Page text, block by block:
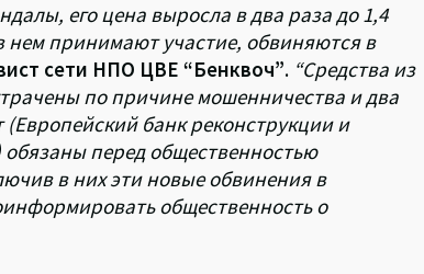
его цена выросла в два раза до 1,4
нем принимают участие, обвиняются в
сети НПО ЦВЕ “Бенквоч”. “Средства из
по причине мошенничества и два
банк реконструкции и
перед общественностью
в них эти новые обвинения в
общественность о